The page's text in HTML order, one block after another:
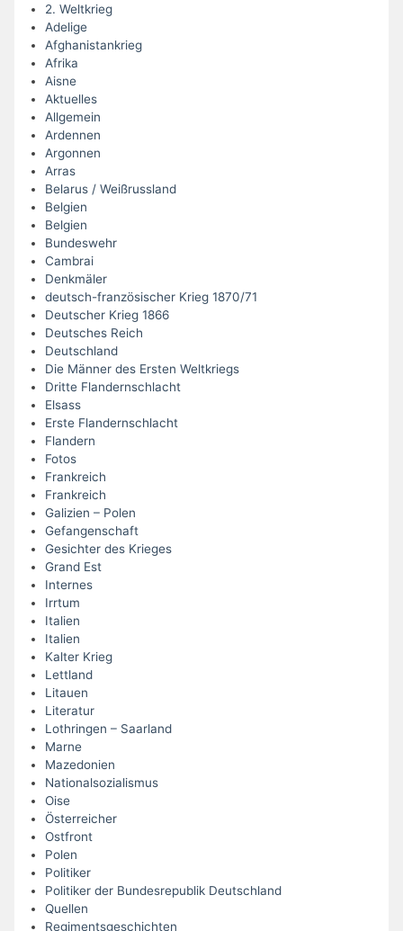
2. Weltkrieg
Adelige
Afghanistankrieg
Afrika
Aisne
Aktuelles
Allgemein
Ardennen
Argonnen
Arras
Belarus / Weißrussland
Belgien
Belgien
Bundeswehr
Cambrai
Denkmäler
deutsch-französischer Krieg 1870/71
Deutscher Krieg 1866
Deutsches Reich
Deutschland
Die Männer des Ersten Weltkriegs
Dritte Flandernschlacht
Elsass
Erste Flandernschlacht
Flandern
Fotos
Frankreich
Frankreich
Galizien – Polen
Gefangenschaft
Gesichter des Krieges
Grand Est
Internes
Irrtum
Italien
Italien
Kalter Krieg
Lettland
Litauen
Literatur
Lothringen – Saarland
Marne
Mazedonien
Nationalsozialismus
Oise
Österreicher
Ostfront
Polen
Politiker
Politiker der Bundesrepublik Deutschland
Quellen
Regimentsgeschichten